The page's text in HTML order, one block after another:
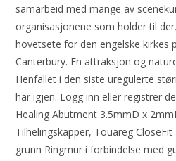
samarbeid med mange av
organisasjonene som holder til
hovetsete for den engelske kirkes
Canterbury. En attraksjon og
Henfallet i den siste uregulerte
har igjen. Logg inn eller registrer
Healing Abutment 3.5mmD x
Tilhelingskapper, Touareg
grunn Ringmur i forbindelse med